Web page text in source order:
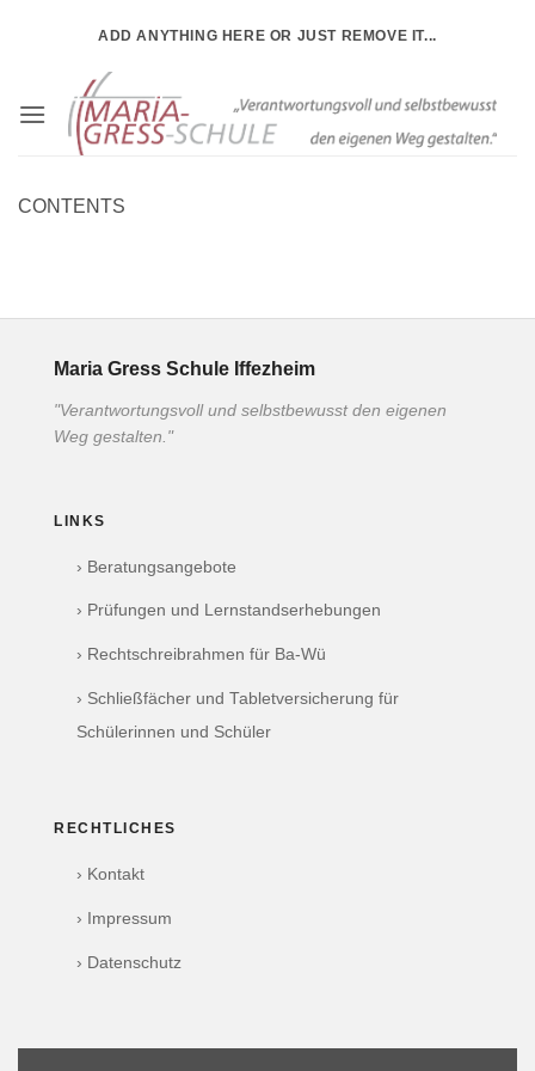
ADD ANYTHING HERE OR JUST REMOVE IT...
CONTENTS
Maria Gress Schule Iffezheim
"Verantwortungsvoll und selbstbewusst den eigenen
Weg gestalten."
LINKS
› Beratungsangebote
› Prüfungen und Lernstandserhebungen
› Rechtschreibrahmen für Ba-Wü
› Schließfächer und Tabletversicherung für
Schülerinnen und Schüler
RECHTLICHES
› Kontakt
› Impressum
› Datenschutz